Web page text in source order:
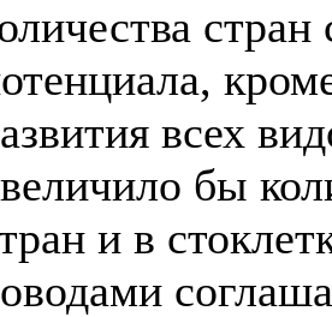
но
лет я
тему с
теперь
что
спорта ,в